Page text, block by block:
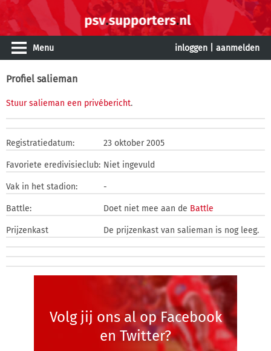
Menu inloggen aanmelden
Profiel salieman
Stuur salieman een privébericht.
Registratiedatum: 23 oktober 2005
Favoriete eredivisieclub: Niet ingevuld
Vak in het stadion: -
Battle: Doet niet mee aan de Battle
Prijzenkast De prijzenkast van salieman is nog leeg.
Volg jij ons al op Facebook
en Twitter?